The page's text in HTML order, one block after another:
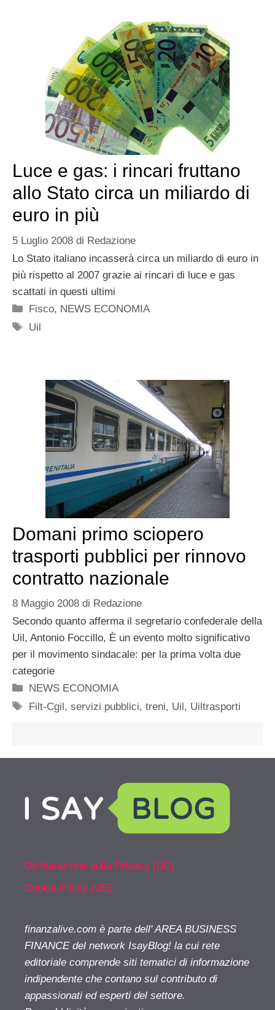
Luce e gas: i rincari fruttano
allo Stato circa un miliardo di
euro in più
5 Luglio 2008 di Redazione
Lo Stato italiano incasserà circa un miliardo di euro in
più rispetto al 2007 grazie ai rincari di luce e gas
scattati in questi ultimi
Categorie
Fisco, NEWS ECONOMIA
Tag
Uil
Domani primo sciopero
trasporti pubblici per rinnovo
contratto nazionale
8 Maggio 2008 di Redazione
Secondo quanto afferma il segretario confederale della
Uil, Antonio Foccillo, È un evento molto significativo
per il movimento sindacale: per la prima volta due
categorie
Categorie
NEWS ECONOMIA
Tag
Filt-Cgil,servizi pubblici,treni, Uil, Uiltrasporti
Dichiarazione sulla Privacy (UE)
Cookie Policy (UE)
finanzalive.com è parte dell' AREA BUSINESS
FINANCE del network IsayBlog! la cui rete
editoriale comprende siti tematici di informazione
indipendente che contano sul contributo di
appassionati ed esperti del settore.